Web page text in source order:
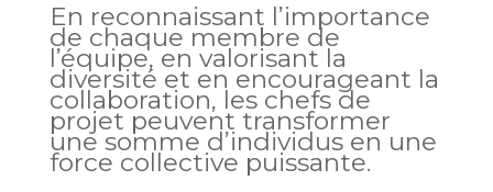
En reconnaissant l’importance
de chaque membre de
l’équipe, en valorisant la
diversité et en encourageant la
collaboration, les chefs de
projet peuvent transformer
une somme d’individus en une
force collective puissante.